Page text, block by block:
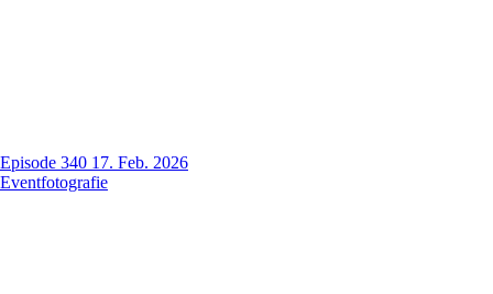
Episode 340 17. Feb. 2026
Eventfotografie